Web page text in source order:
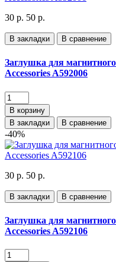
30 р. 50 р.
В закладки В сравнение
Заглушка для
Accessories A592006
В корзину
В закладки
В сравнение
-40%
30 р. 50 р.
В закладки В сравнение
Заглушка для
Accessories A592106